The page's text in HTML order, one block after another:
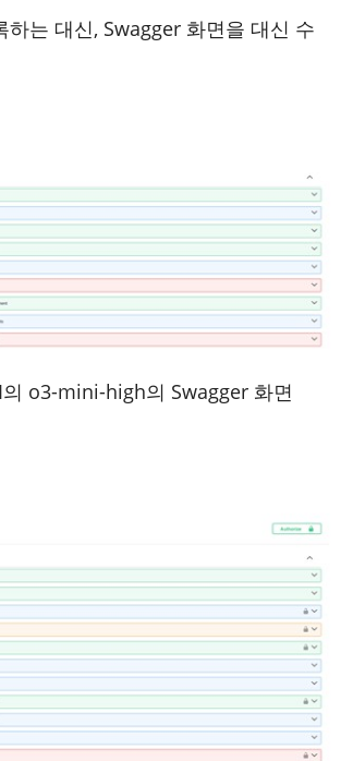
하는 대신, Swagger 화면을 대신 수
o3-mini-high의 Swagger 화면